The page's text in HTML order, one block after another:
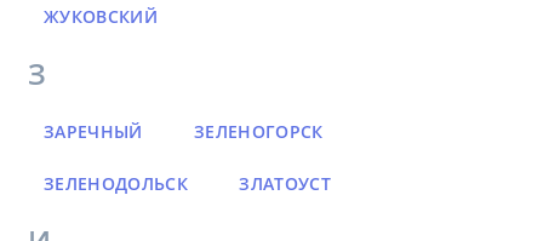
ЖУКОВСКИЙ
З
ЗАРЕЧНЫЙ ЗЕЛЕНОГОРСК
ЗЕЛЕНОДОЛЬСК ЗЛАТОУСТ